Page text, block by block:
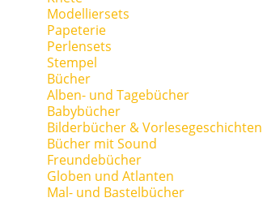
Modelliersets
Papeterie
Perlensets
Stempel
Bücher
Alben- und Tagebücher
Babybücher
Bilderbücher & Vorlesegeschichten
Bücher mit Sound
Freundebücher
Globen und Atlanten
Mal- und Bastelbücher